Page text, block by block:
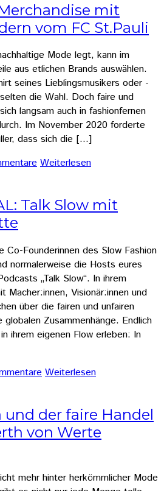
mit
vom FC St.Pauli
Mode legt, kann im
aus etlichen Brands auswählen.
seines Lieblingsmusikers oder -
die Wahl. Doch faire und
langsam auch in fashionfernen
Im November 2020 forderte
dass sich die […]
Weiterlesen
Talk Slow mit
Founderinnen des Slow Fashion
normalerweise die Hosts eures
„Talk Slow“. In ihrem
Macher:innen, Visionär:innen und
über die fairen und unfairen
Zusammenhänge. Endlich
ihrem eigenen Flow erleben: In
Weiterlesen
und der faire Handel
von Werte
mehr hinter herkömmlicher Mode